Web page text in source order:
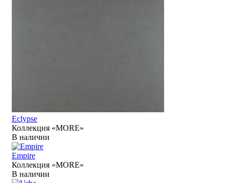
Eclypse
Коллекция «MORE»
В наличии
Empire
Коллекция «MORE»
В наличии